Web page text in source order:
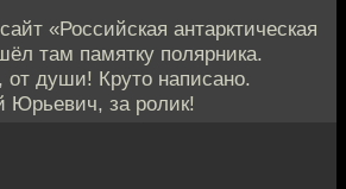
«Российская антарктическая
там памятку полярника.
от души! Круто написано.
Юрьевич, за ролик!